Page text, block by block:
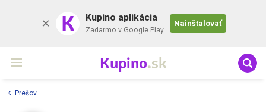
K Kupino aplikácia
Zadarmo v Google Play
Nainštalovať
Kupino.sk
Prešov